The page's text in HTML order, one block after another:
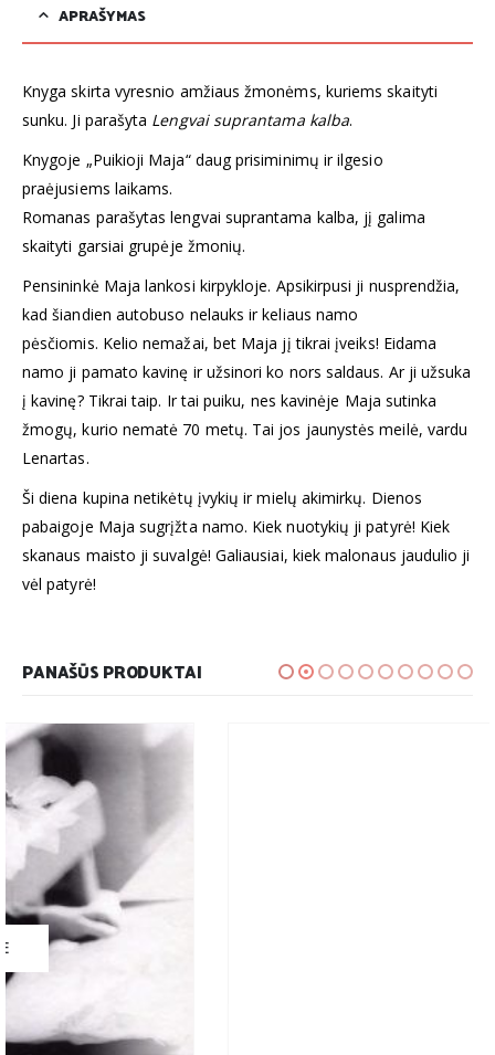
APRAŠYMAS
Knyga skirta vyresnio amžiaus žmonėms, kuriems skaityti
sunku. Ji parašyta Lengvai suprantama kalba.
Knygoje „Puikioji Maja“ daug prisiminimų ir ilgesio
praėjusiems laikams.
Romanas parašytas lengvai suprantama kalba, jį galima
skaityti garsiai grupėje žmonių.
Pensininkė Maja lankosi kirpykloje. Apsikirpusi ji nusprendžia,
kad šiandien autobuso nelauks ir keliaus namo
pėsčiomis. Kelio nemažai, bet Maja jį tikrai įveiks! Eidama
namo ji pamato kavinę ir užsinori ko nors saldaus. Ar ji užsuka
į kavinę? Tikrai taip. Ir tai puiku, nes kavinėje Maja sutinka
žmogų, kurio nematė 70 metų. Tai jos jaunystės meilė, vardu
Lenartas.
Ši diena kupina netikėtų įvykių ir mielų akimirkų. Dienos
pabaigoje Maja sugrįžta namo. Kiek nuotykių ji patyrė! Kiek
skanaus maisto ji suvalgė! Galiausiai, kiek malonaus jaudulio ji
vėl patyrė!
PANAŠŪS PRODUKTAI